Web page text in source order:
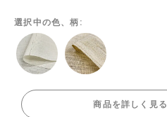
選択中の色、柄:
商品を詳しく見る